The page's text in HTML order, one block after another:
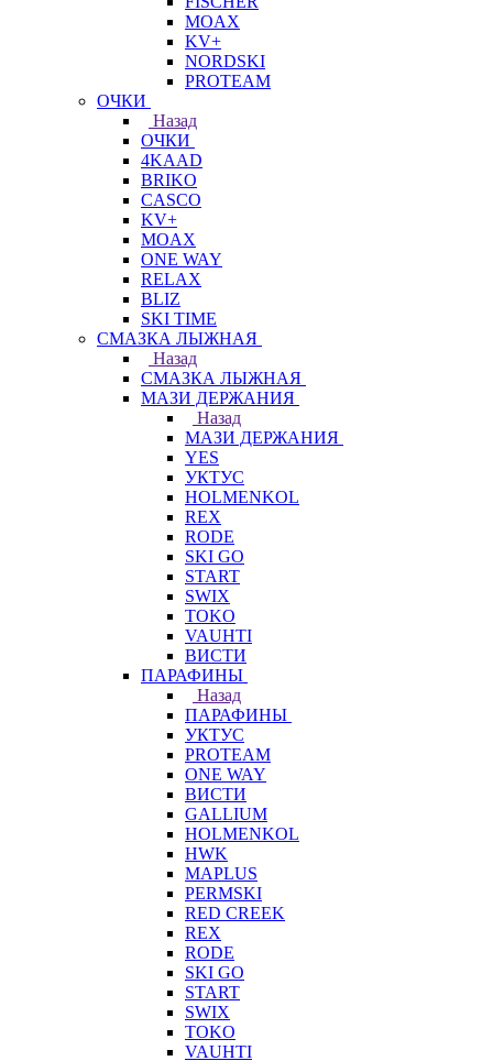
MOAX
KV+
NORDSKI
PROTEAM
ОЧКИ
Назад
ОЧКИ
4KAAD
BRIKO
CASCO
KV+
MOAX
ONE WAY
RELAX
BLIZ
SKI TIME
СМАЗКА ЛЫЖНАЯ
Назад
СМАЗКА ЛЫЖНАЯ
МАЗИ ДЕРЖАНИЯ
Назад
МАЗИ ДЕРЖАНИЯ
YES
УКТУС
HOLMENKOL
REX
RODE
SKI GO
START
SWIX
TOKO
VAUHTI
ВИСТИ
ПАРАФИНЫ
Назад
ПАРАФИНЫ
УКТУС
PROTEAM
ONE WAY
ВИСТИ
GALLIUM
HOLMENKOL
HWK
MAPLUS
PERMSKI
RED CREEK
REX
RODE
SKI GO
START
SWIX
TOKO
VAUHTI